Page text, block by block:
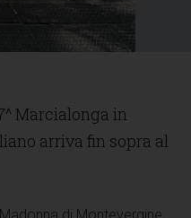
Marcialonga in
arriva fin sopra al